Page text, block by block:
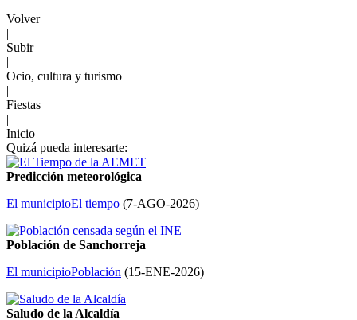
Volver
|
Subir
|
Ocio, cultura y turismo
|
Fiestas
|
Inicio
Quizá pueda interesarte:
Predicción meteorológica
El municipioEl tiempo (7-AGO-2026)
Población de Sanchorreja
El municipioPoblación (15-ENE-2026)
Saludo de la Alcaldía